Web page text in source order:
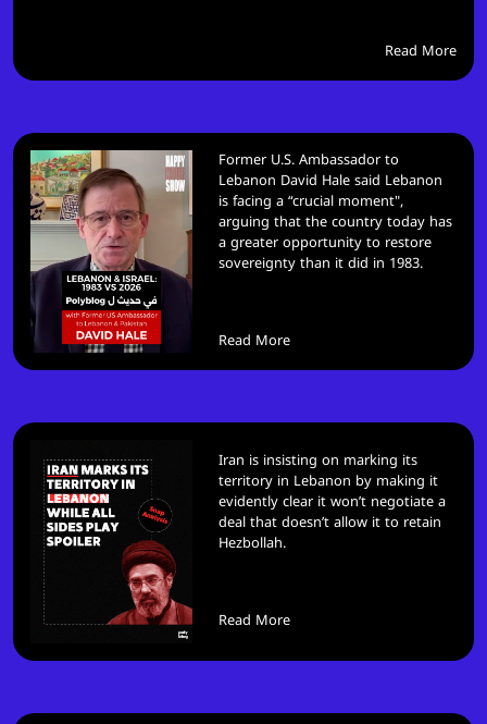
Read More
Former U.S. Ambassador to
Lebanon David Hale said Lebanon
is facing a “crucial moment",
arguing that the country today has
a greater opportunity to restore
sovereignty than it did in 1983.
Read More
Iran is insisting on marking its
territory in Lebanon by making it
evidently clear it won’t negotiate a
deal that doesn’t allow it to retain
Hezbollah.
Read More